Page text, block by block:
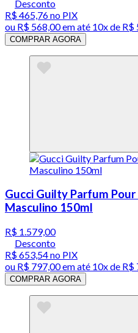
Desconto
R$ 465,76no PIX
ou R$ 568,00em até 10x de R$
COMPRAR AGORA
Gucci Guilty Parfum
Masculino 150ml
R$ 1.579,00
Desconto
R$ 653,54no PIX
ou R$ 797,00em até 10x de R$
COMPRAR AGORA